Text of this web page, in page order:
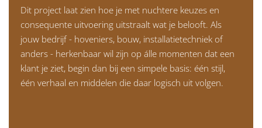
Dit project laat zien hoe je met nuchtere keuzes en
consequente uitvoering uitstraalt wat je belooft. Als
jouw bedrijf - hoveniers, bouw, installatietechniek of
anders - herkenbaar wil zijn op álle momenten dat een
klant je ziet, begin dan bij een simpele basis: één stijl,
één verhaal en middelen die daar logisch uit volgen.